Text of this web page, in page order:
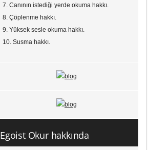
7. Canının istediği yerde okuma hakkı.
8. Çöplenme hakkı.
9. Yüksek sesle okuma hakkı.
10. Susma hakkı.
Egoist Okur hakkında